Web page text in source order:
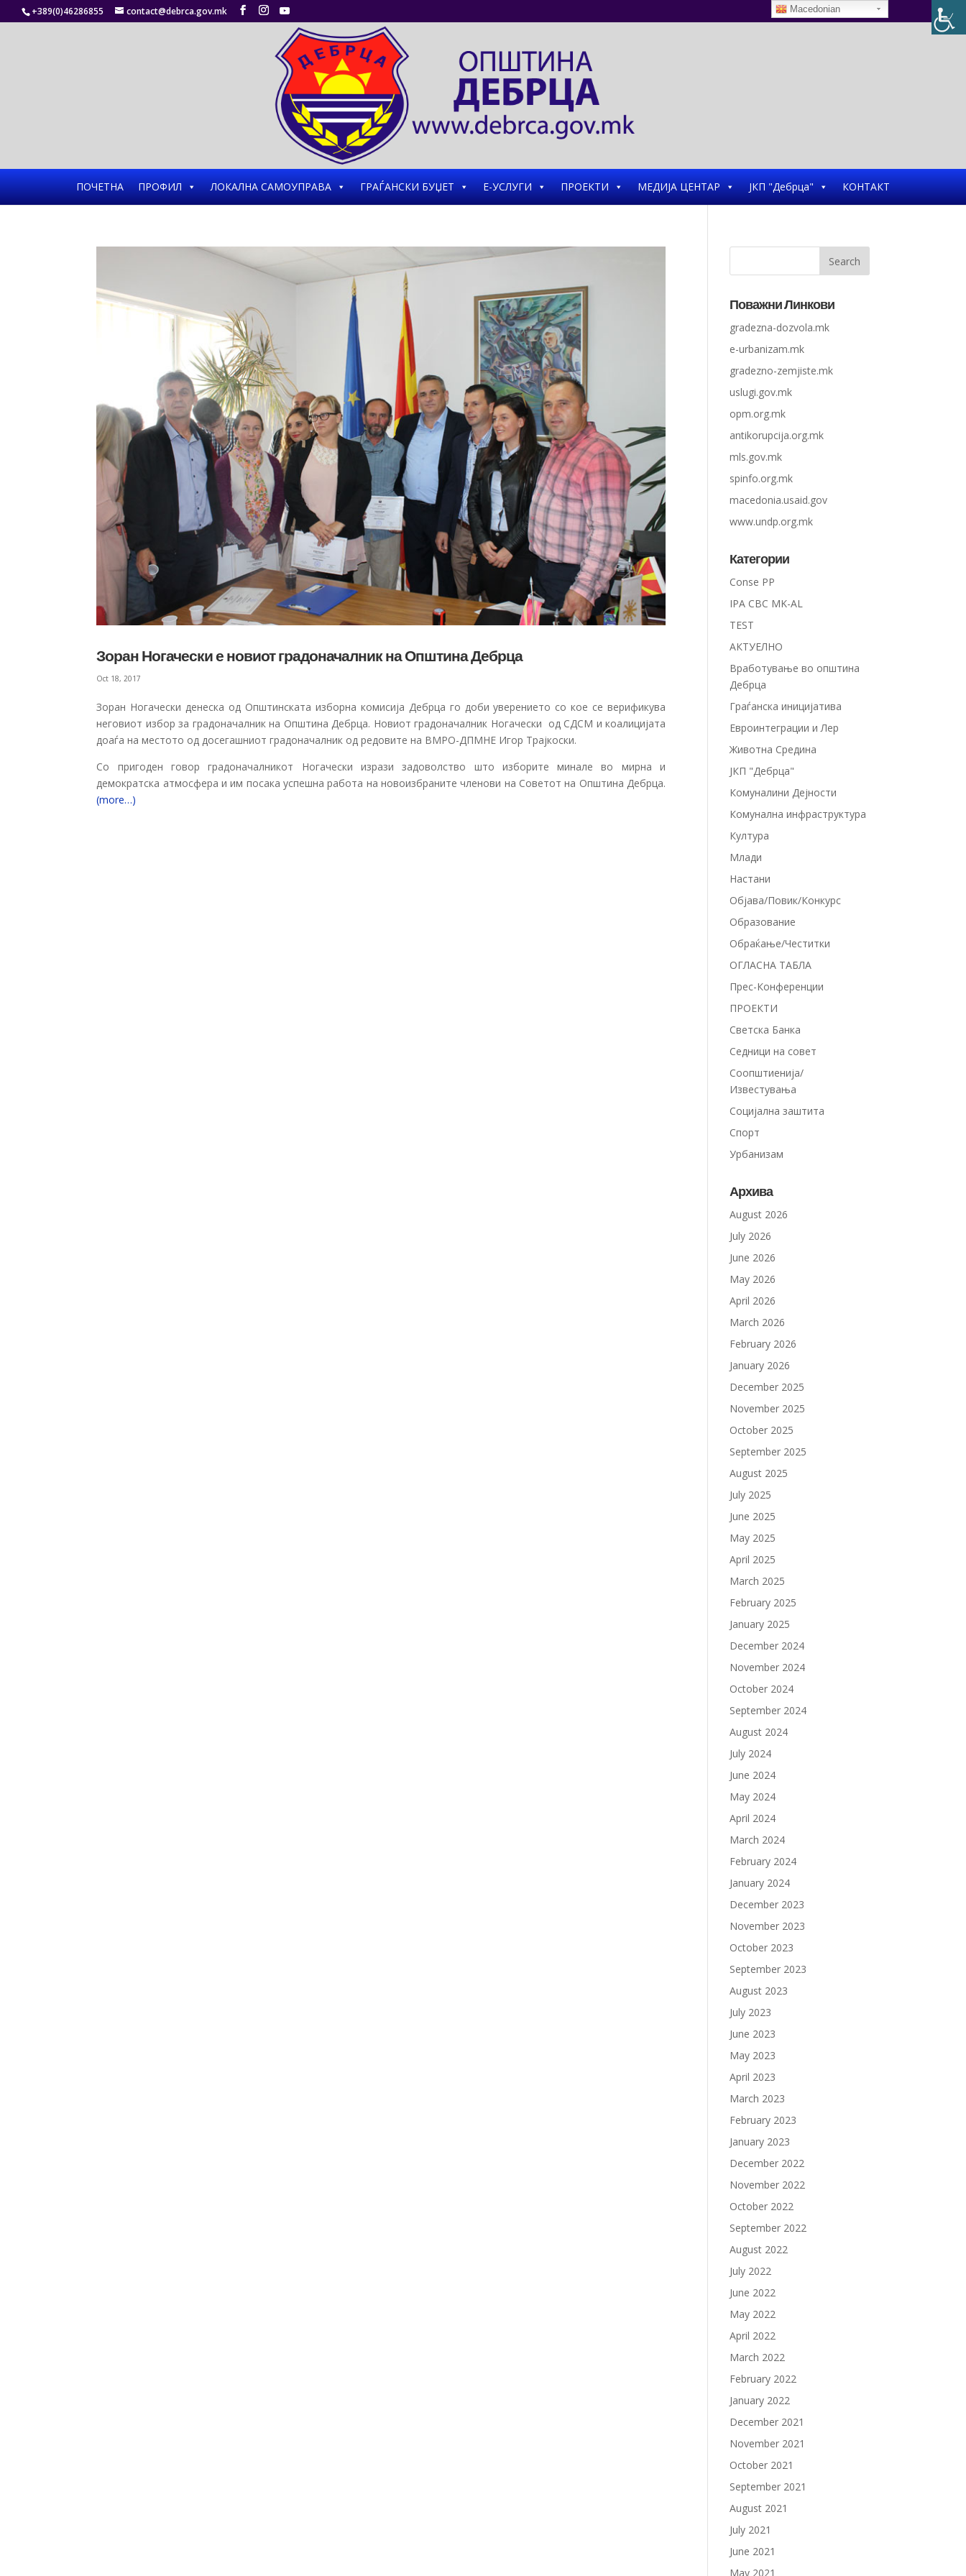
+389(0)46286855 contact@debrca.gov.mk
ПОЧЕТНА ПРОФИЛ ЛОКАЛНА САМОУПРАВА ГРАЃАНСКИ БУЏЕТ Е-УСЛУГИ ПРОЕКТИ МЕДИЈА ЦЕНТАР ЈКП "Дебрца" КОНТАКТ
Зоран Ногачески е новиот градоначалник на Општина Дебрца
Oct 18, 2017
Зоран Ногачески денеска од Општинската изборна комисија Дебрца го доби уверението со кое се верификува
неговиот избор за градоначалник на Општина Дебрца. Новиот градоначалник Ногачески од СДСМ и коалицијата
доаѓа на местото од досегашниот градоначалник од редовите на ВМРО-ДПМНЕ Игор Трајкоски.
Со пригоден говор градоначалникот Ногачески изрази задоволство што изборите минале во мирна и
демократска атмосфера и им посака успешна работа на новоизбраните членови на Советот на Општина Дебрца.
(more…)
Поважни Линкови
gradezna-dozvola.mk
e-urbanizam.mk
gradezno-zemjiste.mk
uslugi.gov.mk
opm.org.mk
antikorupcija.org.mk
mls.gov.mk
spinfo.org.mk
macedonia.usaid.gov
www.undp.org.mk
Категории
Conse PP
IPA CBC MK-AL
TEST
АКТУЕЛНО
Вработување во општина
Дебрца
Граѓанска иницијатива
Евроинтеграции и Лер
Животна Средина
ЈКП "Дебрца"
Комуналини Дејности
Комунална инфраструктура
Култура
Млади
Настани
Објава/Повик/Конкурс
Образование
Обраќање/Честитки
ОГЛАСНА ТАБЛА
Прес-Конференции
ПРОЕКТИ
Светска Банка
Седници на совет
Соопштиенија/
Известувања
Социјална заштита
Спорт
Урбанизам
Архива
August 2026
July 2026
June 2026
May 2026
April 2026
March 2026
February 2026
January 2026
December 2025
November 2025
October 2025
September 2025
August 2025
July 2025
June 2025
May 2025
April 2025
March 2025
February 2025
January 2025
December 2024
November 2024
October 2024
September 2024
August 2024
July 2024
June 2024
May 2024
April 2024
March 2024
February 2024
January 2024
December 2023
November 2023
October 2023
September 2023
August 2023
July 2023
June 2023
May 2023
April 2023
March 2023
February 2023
January 2023
December 2022
November 2022
October 2022
September 2022
August 2022
July 2022
June 2022
May 2022
April 2022
March 2022
February 2022
January 2022
December 2021
November 2021
October 2021
September 2021
August 2021
July 2021
June 2021
May 2021
Macedonian